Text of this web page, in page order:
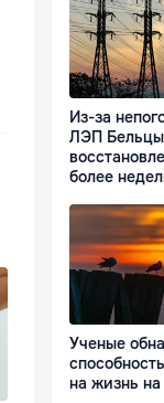
Из-за
ЛЭП
более
Ученые
на жизнь